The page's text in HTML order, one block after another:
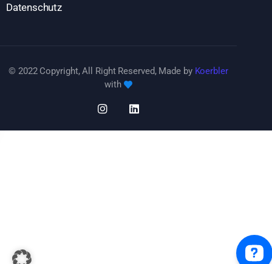
Datenschutz
© 2022 Copyright, All Right Reserved, Made by Koerbler
with